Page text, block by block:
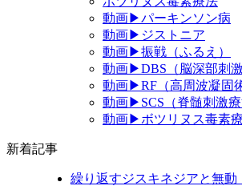
動画▶パーキンソン病
動画▶ジストニア
動画▶振戦（ふるえ）
動画▶DBS（脳深部刺激
動画▶RF（高周波凝固
動画▶SCS（脊髄刺激療
動画▶ボツリヌス毒素
新着記事
繰り返すジスキネジアと無動